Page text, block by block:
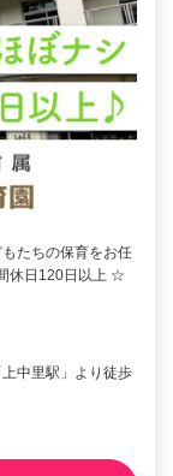
たちの保育をお任
休日120日以上 ☆
中里駅」より徒歩